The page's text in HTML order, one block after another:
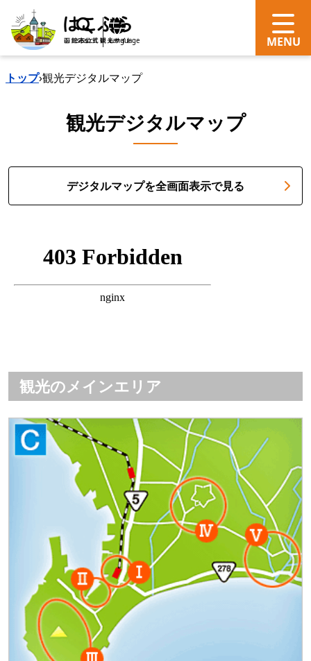
search Language
トップ›観光デジタルマップ
観光デジタルマップ
デジタルマップを全画面表示で見る
観光のメインエリア